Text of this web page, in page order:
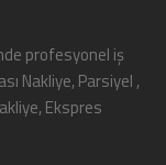
profesyonel iş
Nakliye, Parsiyel ,
Ekspres